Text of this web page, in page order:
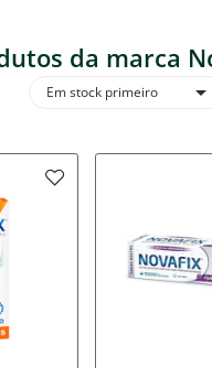
da marca
Em stock primeiro 